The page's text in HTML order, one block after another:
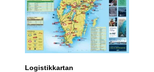
Logistikkartan